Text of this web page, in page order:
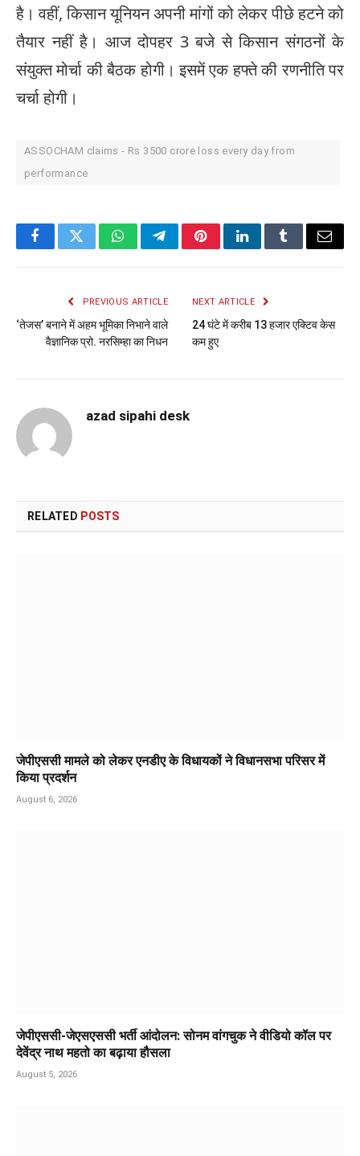
है। वहीं, किसान यूनियन अपनी मांगों को लेकर पीछे हटने को
तैयार नहीं है। आज दोपहर 3 बजे से किसान संगठनों के
संयुक्त मोर्चा की बैठक होगी। इसमें एक हफ्ते की रणनीति पर
चर्चा होगी।
ASSOCHAM claims - Rs 3500 crore loss every day from
performance
FacebookTwitterWhatsAppTelegramPinterestLinkedInTumblrEmail
PREVIOUS ARTICLE
‘तेजस’ बनाने में अहम भूमिका निभाने वाले
वैज्ञानिक प्रो. नरसिम्हा का निधन
NEXT ARTICLE
24 घंटे में करीब 13 हजार एक्टिव केस
कम हुए
azad sipahi desk
RELATED POSTS
जेपीएससी मामले को लेकर एनडीए के विधायकों ने विधानसभा परिसर में
किया प्रदर्शन
August 6, 2026
जेपीएससी-जेएसएससी भर्ती आंदोलन: सोनम वांगचुक ने वीडियो कॉल पर
देवेंद्र नाथ महतो का बढ़ाया हौसला
August 5, 2026